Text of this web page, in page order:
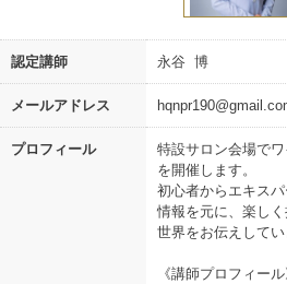
認定講師 永谷 博
メールアドレス
プロフィール
特設サロン会場で
を開催します。
初心者からエキス
情報を元に、楽し
世界をお伝えしてい
《講師プロフィール